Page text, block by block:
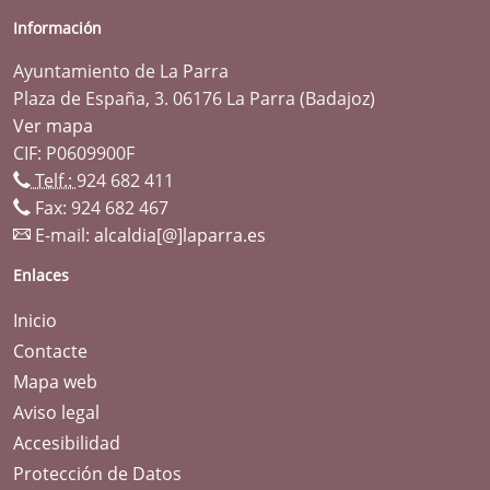
Información
Ayuntamiento de La Parra
Plaza de España, 3. 06176 La Parra (Badajoz)
Ver mapa
CIF: P0609900F
Telf.: 924 682 411
Fax: 924 682 467
E-mail: alcaldia[@]laparra.es
Enlaces
Inicio
Contacte
Mapa web
Aviso legal
Accesibilidad
Protección de Datos